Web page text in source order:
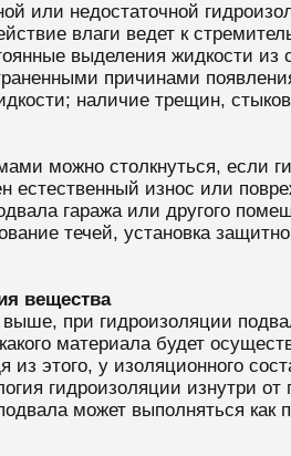
или недостаточной
влаги ведет к
выделения жидкости
причинами
наличие трещин,
можно столкнуться, если
естественный износ или
гаража или другого
течей, установка
вещества
при гидроизоляции
материала будет
из этого, у изоляционного
гидроизоляции изнутри
может выполняться